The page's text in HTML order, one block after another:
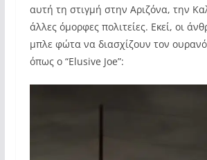
αυτή τη στιγμή στην Αριζόνα, την
άλλες όμορφες πολιτείες. Εκεί, οι
μπλε φώτα να διασχίζουν τον
όπως ο “Elusive Joe”: